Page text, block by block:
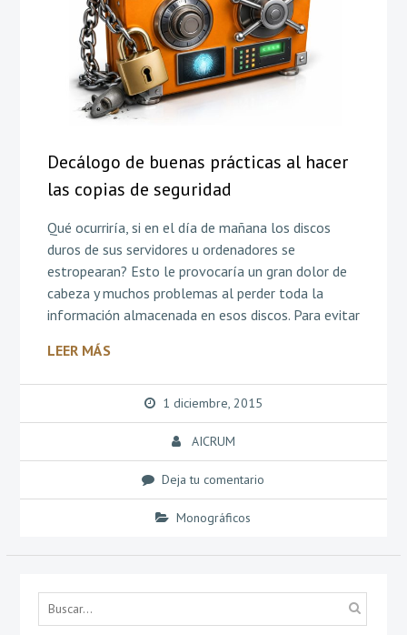
Decálogo de buenas prácticas al hacer
las copias de seguridad
Qué ocurriría, si en el día de mañana los discos
duros de sus servidores u ordenadores se
estropearan? Esto le provocaría un gran dolor de
cabeza y muchos problemas al perder toda la
información almacenada en esos discos. Para evitar
LEER MÁS
1 diciembre, 2015
AICRUM
Deja tu comentario
Monográficos